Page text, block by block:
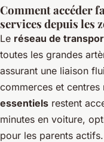
Comment accéder
services depuis les
Le réseau de
toutes les grandes
assurant une liaison
commerces et
essentiels restent
minutes en voiture,
pour les parents actifs.